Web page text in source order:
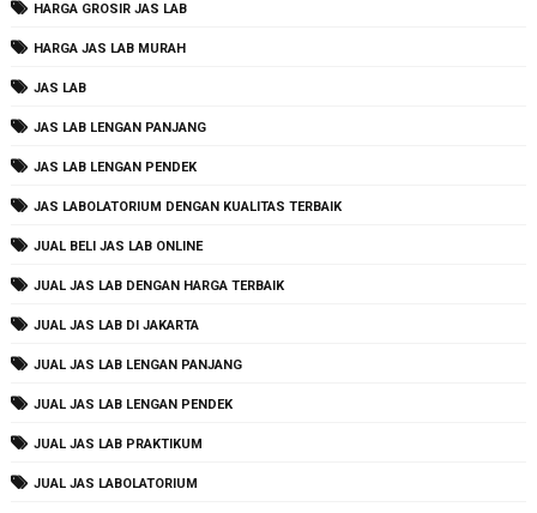
HARGA GROSIR JAS LAB
HARGA JAS LAB MURAH
JAS LAB
JAS LAB LENGAN PANJANG
JAS LAB LENGAN PENDEK
JAS LABOLATORIUM DENGAN KUALITAS TERBAIK
JUAL BELI JAS LAB ONLINE
JUAL JAS LAB DENGAN HARGA TERBAIK
JUAL JAS LAB DI JAKARTA
JUAL JAS LAB LENGAN PANJANG
JUAL JAS LAB LENGAN PENDEK
JUAL JAS LAB PRAKTIKUM
JUAL JAS LABOLATORIUM